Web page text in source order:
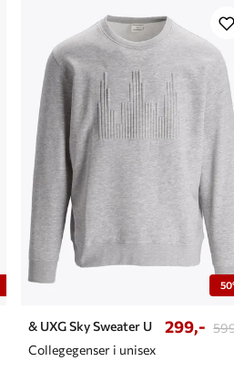
& UXG Sky Sweater U
Collegegenser i unisex
299,-